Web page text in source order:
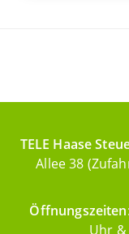
TELE Haase
Allee 38
Öffnungszeiten
Uhr &